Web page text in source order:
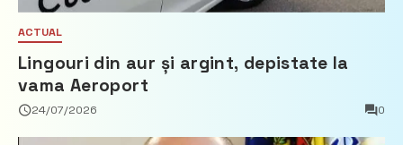
ACTUAL
Lingouri din aur și argint, depistate la
vama Aeroport
24/07/2026 0